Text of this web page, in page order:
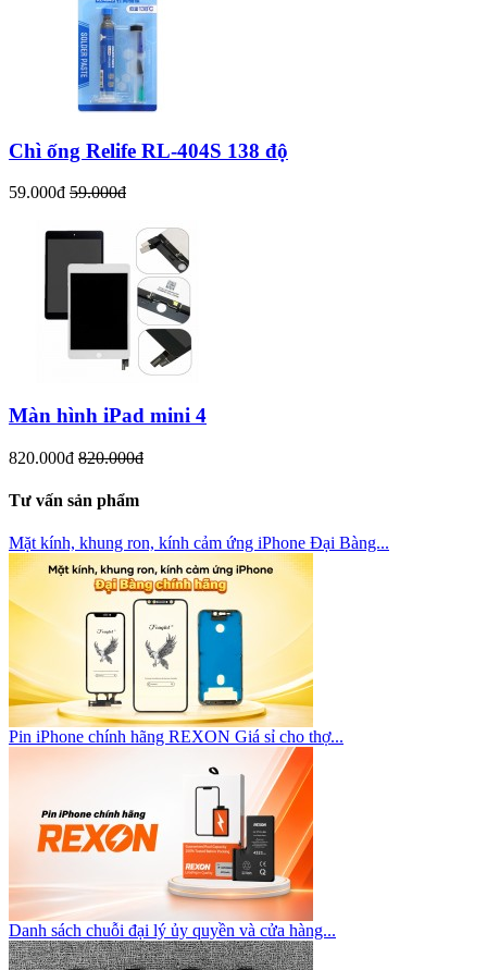
Chì ống Relife RL-404S 138 độ
59.000đ 59.000đ
Màn hình iPad mini 4
820.000đ 820.000đ
Tư vấn sản phẩm
Mặt kính, khung ron, kính cảm ứng iPhone Đại Bàng...
Pin iPhone chính hãng REXON Giá sỉ cho thợ...
Danh sách chuỗi đại lý ủy quyền và cửa hàng...